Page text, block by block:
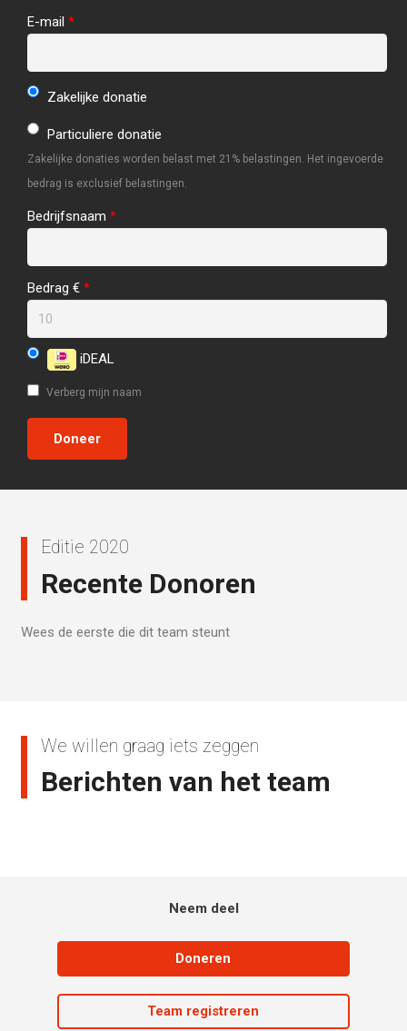
E-mail *
Zakelijke donatie
Particuliere donatie
Zakelijke donaties worden belast met 21% belastingen. Het ingevoerde
bedrag is exclusief belastingen.
Bedrijfsnaam *
Bedrag € *
iDEAL
Verberg mijn naam
Editie 2020
Recente Donoren
Wees de eerste die dit team steunt
We willen graag iets zeggen
Berichten van het team
Neem deel
Doneren
Team registreren